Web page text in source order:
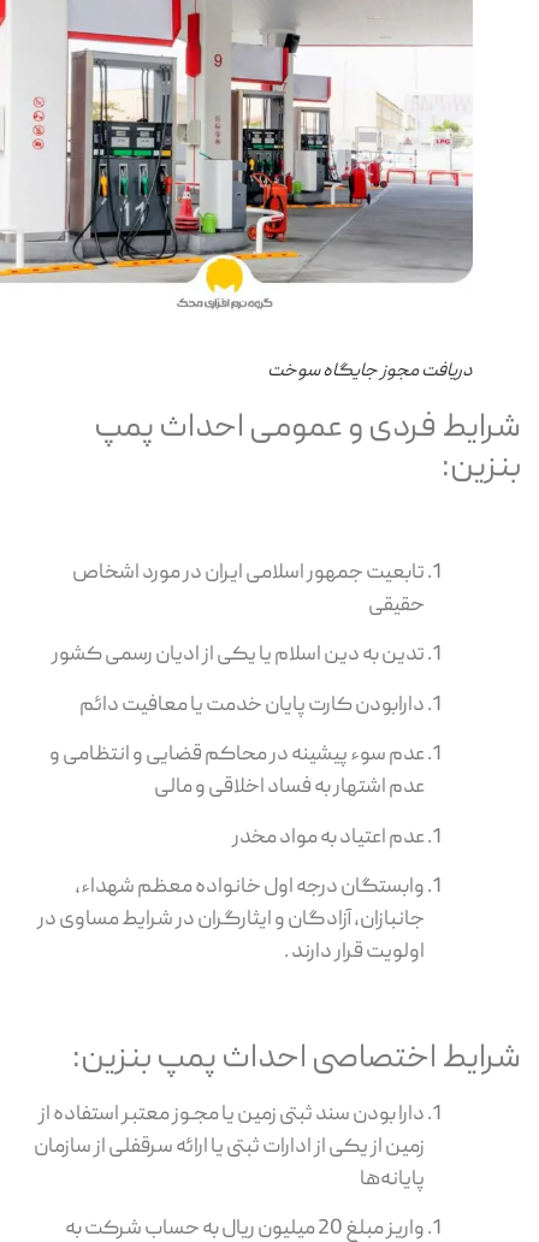
دریافت مجوز جایگاه سوخت
فردی و عمومی احداث پمپ
تابعیت جمهور اسلامی ایران در مورد اشخاص
حقیقی
تدین به دین اسلام یا یکی از ادیان رسمی کشور
دارابودن کارت پایان خدمت یا معافیت دائم
عدم سوء پیشینه در محاکم قضایی و انتظامی و
عدم اشتهار به فساد اخلاقی و مالی
عدم اعتیاد به مواد مخدر
وابستگان درجه اول خانواده معظم شهداء،
جانبازان، آزادگان و ایثارگران در شرایط مساوی در
اولویت قرار دارند .
اختصاصی احداث پمپ بنزین:
دارا بودن سند ثبتی زمین یا مجـوز معتبر استفاده از
زمین از یکی از ادارات ثبتی یا ارائه سرقفلی از سازمان
پایانه‌ها
واریز مبلغ 20 میلیون ریال به حساب شرکت به